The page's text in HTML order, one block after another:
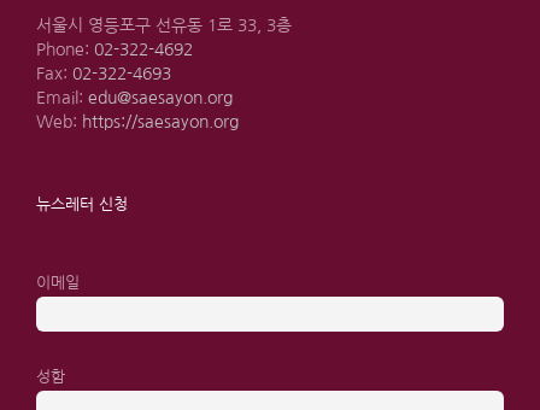
서울시 영등포구 선유동 1로 33, 3층
Phone: 02-322-4692
Fax: 02-322-4693
Email: edu@saesayon.org
Web: https://saesayon.org
뉴스레터 신청
이메일
성함